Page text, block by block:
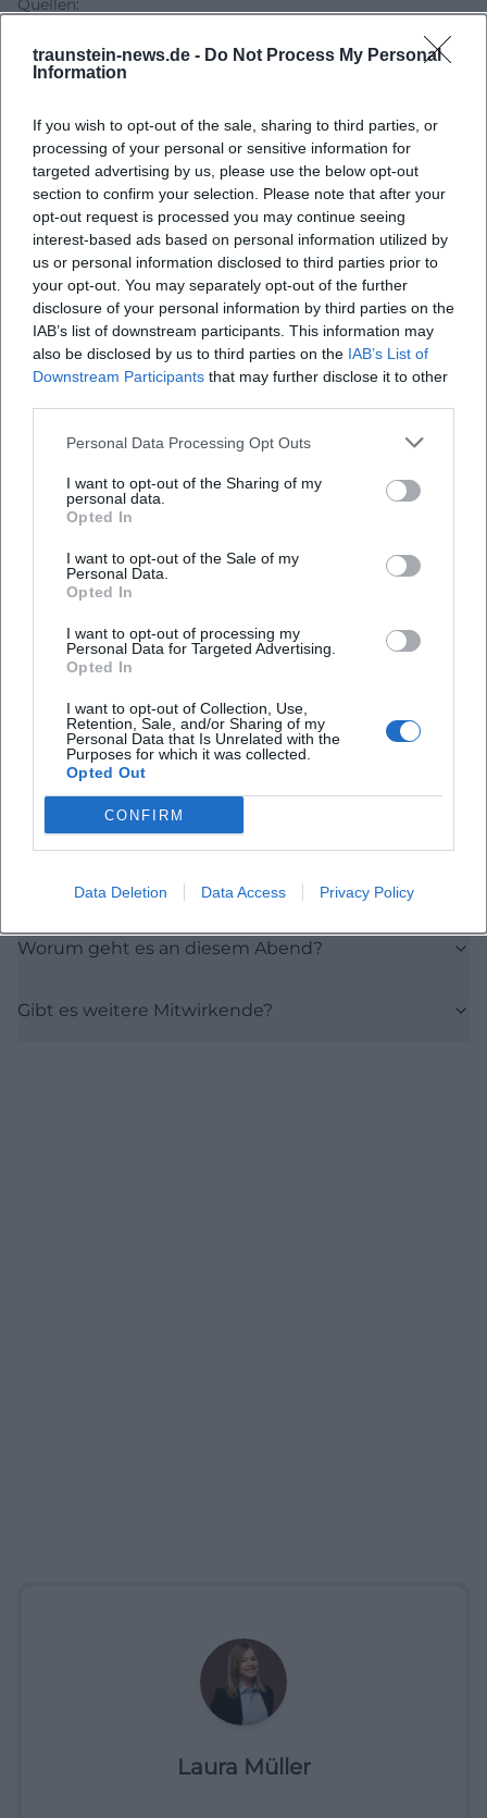
traunstein-news.de - Do Not Process My Personal
Information
If you wish to opt-out of the sale, sharing to third parties, or
processing of your personal or sensitive information for
targeted advertising by us, please use the below opt-out
section to confirm your selection. Please note that after your
opt-out request is processed you may continue seeing
interest-based ads based on personal information utilized by
us or personal information disclosed to third parties prior to
your opt-out. You may separately opt-out of the further
disclosure of your personal information by third parties on the
IAB’s list of downstream participants. This information may
also be disclosed by us to third parties on the IAB’s List of
Downstream Participants that may further disclose it to other
Personal Data Processing Opt Outs
I want to opt-out of the Sharing of my
personal data.
Opted In
I want to opt-out of the Sale of my
Personal Data.
Opted In
I want to opt-out of processing my
Personal Data for Targeted Advertising.
Opted In
I want to opt-out of Collection, Use,
Retention, Sale, and/or Sharing of my
Personal Data that Is Unrelated with the
Purposes for which it was collected.
Opted Out
CONFIRM
Data Deletion Data Access Privacy Policy
Quellen:
Traunstein News - Sailer-Keller Traunstein
Berchtesgadener Land - Brauereikarte Chiemgau
Map unavailable
Open in Google Maps
Häufig gestellte Fragen
Wann findet das Traunsteiner Erzählcafé statt?
Wo ist die Veranstaltung?
Was kostet der Eintritt?
Muss ich mich anmelden?
Worum geht es an diesem Abend?
Gibt es weitere Mitwirkende?
Laura Müller